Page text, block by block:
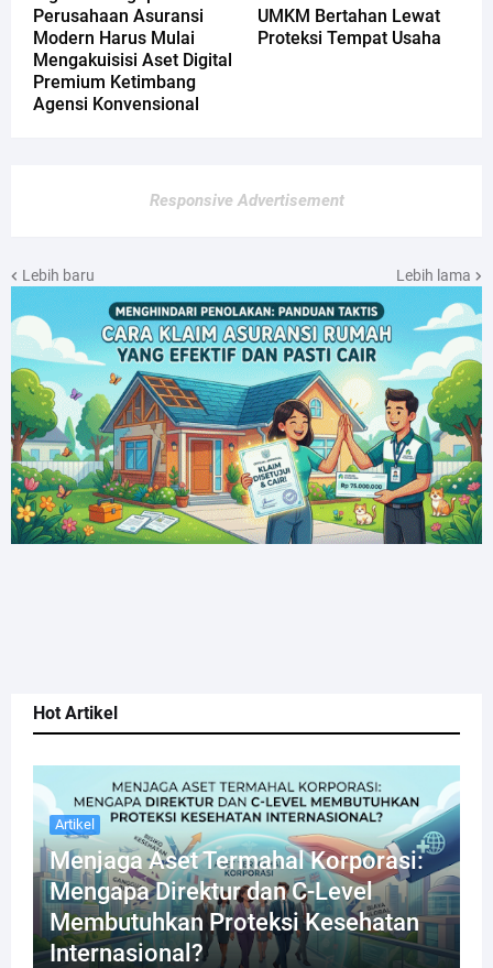
Hot Artikel
Artikel
Menjaga Aset Termahal Korporasi:
Mengapa Direktur dan C-Level
Membutuhkan Proteksi Kesehatan
Internasional?
Perusahaan Asuransi
Modern Harus Mulai
Mengakuisisi Aset Digital
Premium Ketimbang
Agensi Konvensional
UMKM Bertahan Lewat
Proteksi Tempat Usaha
Responsive Advertisement
Lebih baru Lebih lama